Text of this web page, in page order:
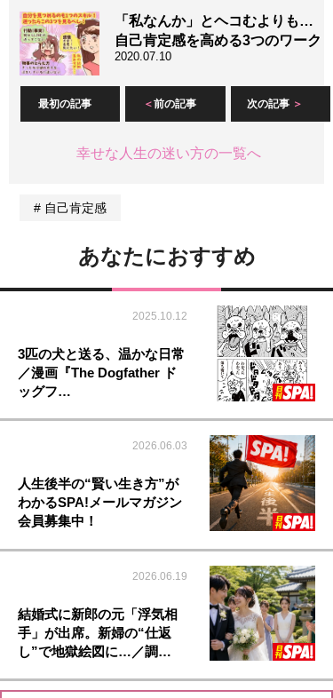
「私なんか」とヘコむよりも…
自己肯定感を高める3つのワーク
2020.07.10
最初の記事 前の記事 次の記事
幸せな人生の迷い方の一覧へ
自己肯定感
あなたにおすすめ
2025.10.12
3匹の犬と送る、温かな日常
／漫画『The Dogfather ド
ッグフ…
2026.06.03
人生後半の“賢い生き方”が
わかるSPA!メールマガジン
会員募集中！
2026.06.19
結婚式に新郎の元「浮気相
手」が出席。新婦の“仕返
し”で地獄絵図に…／調…